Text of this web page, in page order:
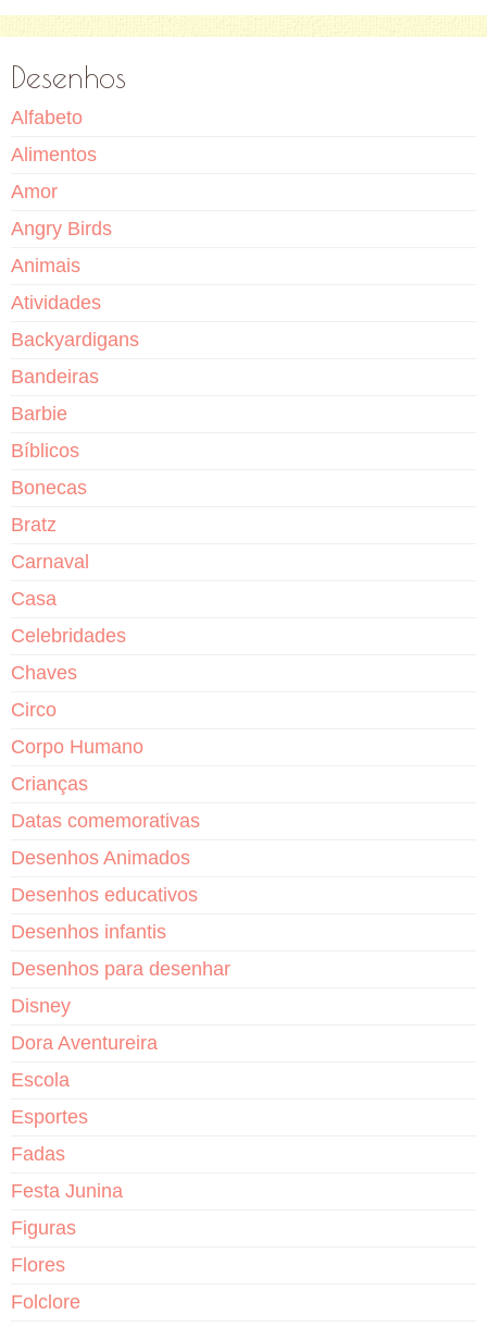
Desenhos
Alfabeto
Alimentos
Amor
Angry Birds
Animais
Atividades
Backyardigans
Bandeiras
Barbie
Bíblicos
Bonecas
Bratz
Carnaval
Casa
Celebridades
Chaves
Circo
Corpo Humano
Crianças
Datas comemorativas
Desenhos Animados
Desenhos educativos
Desenhos infantis
Desenhos para desenhar
Disney
Dora Aventureira
Escola
Esportes
Fadas
Festa Junina
Figuras
Flores
Folclore